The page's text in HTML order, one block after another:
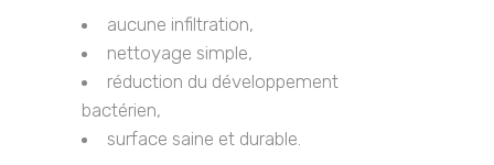
aucune infiltration,
nettoyage simple,
réduction du développement
bactérien,
surface saine et durable.